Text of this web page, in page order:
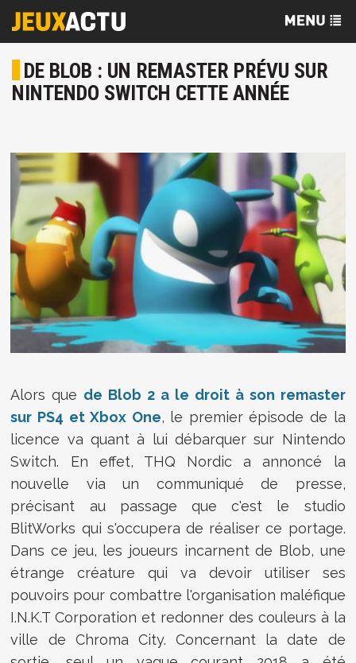
DE BLOB : UN REMASTER PRÉVU SUR
NINTENDO SWITCH CETTE ANNÉE
Alors que de Blob 2 a le droit à son remaster
sur PS4 et Xbox One, le premier épisode de la
licence va quant à lui débarquer sur Nintendo
Switch. En effet, THQ Nordic a annoncé la
nouvelle via un communiqué de presse,
précisant au passage que c'est le studio
BlitWorks qui s'occupera de réaliser ce portage.
Dans ce jeu, les joueurs incarnent de Blob, une
étrange créature qui va devoir utiliser ses
pouvoirs pour combattre l'organisation maléfique
I.N.K.T Corporation et redonner des couleurs à la
ville de Chroma City. Concernant la date de